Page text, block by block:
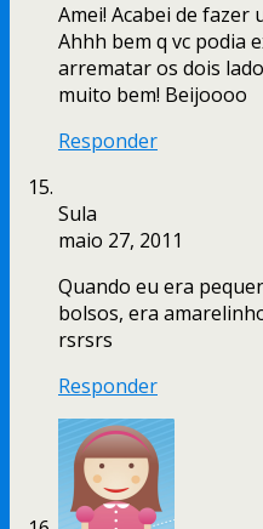
Amei! Acabei de fazer
Ahhh bem q vc podia
arrematar os dois
muito bem! Beijoooo
Responder
Sula
maio 27, 2011
Quando eu era
bolsos, era
rsrsrs
Responder